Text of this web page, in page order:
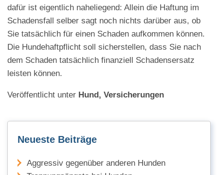
dafür ist eigentlich naheliegend: Allein die Haftung im
Schadensfall selber sagt noch nichts darüber aus, ob
Sie tatsächlich für einen Schaden aufkommen können.
Die Hundehaftpflicht soll sicherstellen, dass Sie nach
dem Schaden tatsächlich finanziell Schadensersatz
leisten können.
Veröffentlicht unter Hund, Versicherungen
Neueste Beiträge
Aggressiv gegenüber anderen Hunden